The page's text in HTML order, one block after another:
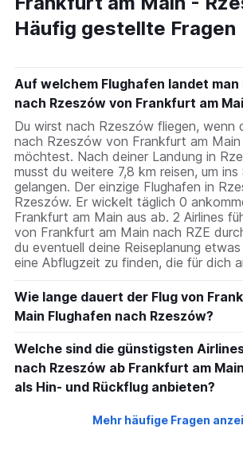
Häufig gestellte Fragen
Auf welchem Flughafen landet man
nach Rzeszów von Frankfurt am
Du wirst nach Rzeszów fliegen, wenn
nach Rzeszów von Frankfurt am Main
möchtest. Nach deiner Landung in
musst du weitere 7,8 km reisen, um
gelangen. Der einzige Flughafen in
Rzeszów. Er wickelt täglich 0
Frankfurt am Main aus ab. 2 Airlines
von Frankfurt am Main nach RZE
du eventuell deine Reiseplanung
eine Abflugzeit zu finden, die für dich
Wie lange dauert der Flug von
Main Flughafen nach Rzeszów?
Welche sind die günstigsten
nach Rzeszów ab Frankfurt am
als Hin- und Rückflug anbieten?
Mehr häufige Fragen